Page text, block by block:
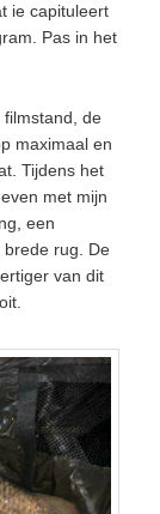
ie capituleert
Pas in het
filmstand, de
maximaal en
Tijdens het
met mijn
een
brede rug. De
van dit